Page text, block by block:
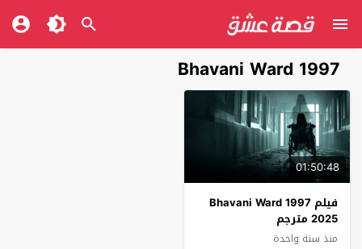
Bhavani Ward 1997
01:50:48
فيلم Bhavani Ward 1997
2025 مترجم
منذ سنة واحدة